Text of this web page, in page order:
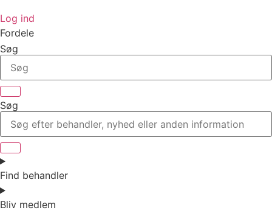
Log ind
Fordele
Søg
Søg
Find behandler
Bliv medlem